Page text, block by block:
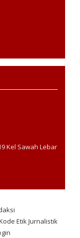
Sawah Lebar
Etik Jurnalistik